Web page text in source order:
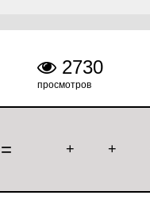
2730
просмотров
= + +